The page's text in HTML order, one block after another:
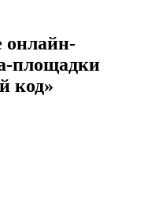
онлайн-
площадки
код»